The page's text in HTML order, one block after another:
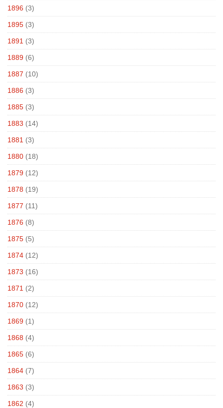
1896 (3)
1895 (3)
1891 (3)
1889 (6)
1887 (10)
1886 (3)
1885 (3)
1883 (14)
1881 (3)
1880 (18)
1879 (12)
1878 (19)
1877 (11)
1876 (8)
1875 (5)
1874 (12)
1873 (16)
1871 (2)
1870 (12)
1869 (1)
1868 (4)
1865 (6)
1864 (7)
1863 (3)
1862 (4)